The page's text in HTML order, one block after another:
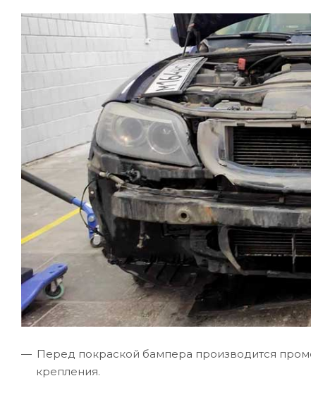
Перед покраской бампера производится
крепления.